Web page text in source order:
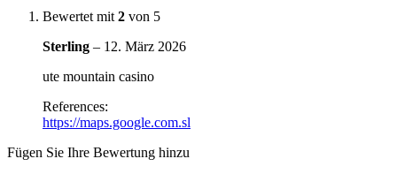
Bewertet mit 2 von 5
Sterling – 12. März 2026
ute mountain casino
References:
https://maps.google.com.sl
Fügen Sie Ihre Bewertung hinzu